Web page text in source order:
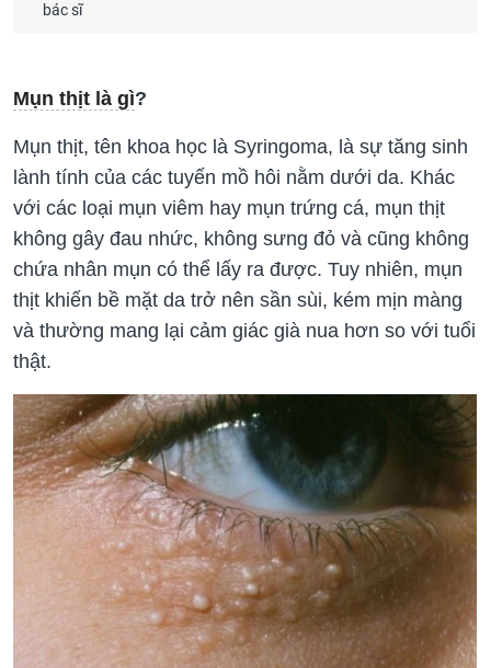
bác sĩ
Mụn thịt là gì?
Mụn thịt, tên khoa học là Syringoma, là sự tăng sinh
lành tính của các tuyến mồ hôi nằm dưới da. Khác
với các loại mụn viêm hay mụn trứng cá, mụn thịt
không gây đau nhức, không sưng đỏ và cũng không
chứa nhân mụn có thể lấy ra được. Tuy nhiên, mụn
thịt khiến bề mặt da trở nên sần sùi, kém mịn màng
và thường mang lại cảm giác già nua hơn so với tuổi
thật.